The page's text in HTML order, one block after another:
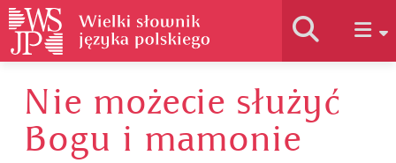
Historia słownika
Nie możecie służyć
Bogu i mamonie